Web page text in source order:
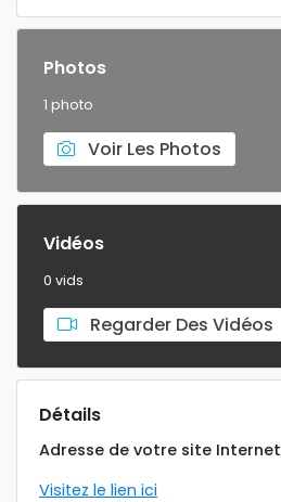
Photos
1 photo
Voir Les Photos
Vidéos
0 vids
Regarder Des Vidéos
Détails
Adresse de votre site Internet
Visitez le lien ici